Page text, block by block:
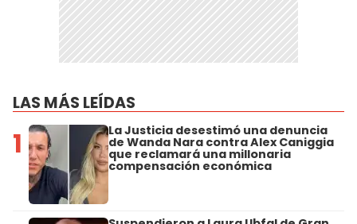
LAS MÁS LEÍDAS
1 La Justicia desestimó una denuncia
de Wanda Nara contra Alex Caniggia
que reclamará una millonaria
compensación económica